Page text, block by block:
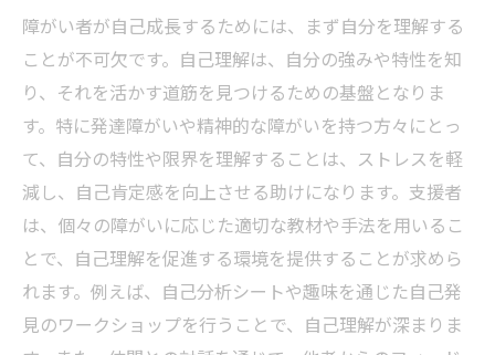
障がい者が自己成長するためには、まず自分を理解する
ことが不可欠です。自己理解は、自分の強みや特性を知
り、それを活かす道筋を見つけるための基盤となりま
す。特に発達障がいや精神的な障がいを持つ方々にとっ
て、自分の特性や限界を理解することは、ストレスを軽
減し、自己肯定感を向上させる助けになります。支援者
は、個々の障がいに応じた適切な教材や手法を用いるこ
とで、自己理解を促進する環境を提供することが求めら
れます。例えば、自己分析シートや趣味を通じた自己発
見のワークショップを行うことで、自己理解が深まりま